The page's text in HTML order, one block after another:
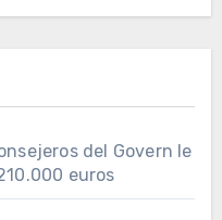
del Govern le
euros